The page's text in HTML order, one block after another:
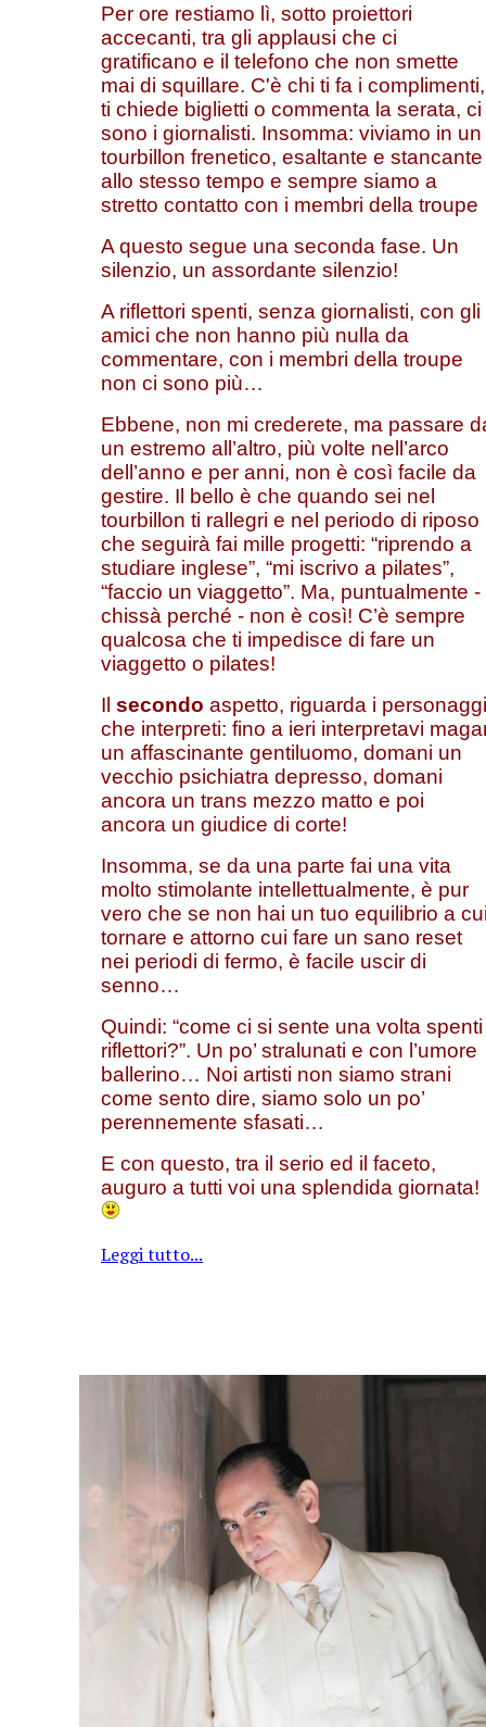
Per ore restiamo lì, sotto proiettori
accecanti, tra gli applausi che ci
gratificano e il telefono che non smette
mai di squillare. C'è chi ti fa i complimenti,
ti chiede biglietti o commenta la serata, ci
sono i giornalisti. Insomma: viviamo in un
tourbillon frenetico, esaltante e stancante
allo stesso tempo e sempre siamo a
stretto contatto con i membri della troupe
A questo segue una seconda fase. Un
silenzio, un assordante silenzio!
A riflettori spenti, senza giornalisti, con gli
amici che non hanno più nulla da
commentare, con i membri della troupe
non ci sono più…
Ebbene, non mi crederete, ma passare
un estremo all’altro, più volte nell’arco
dell’anno e per anni, non è così facile da
gestire. Il bello è che quando sei nel
tourbillon ti rallegri e nel periodo di riposo
che seguirà fai mille progetti: “riprendo a
studiare inglese”, “mi iscrivo a pilates”,
“faccio un viaggetto”. Ma, puntualmente -
chissà perché - non è così! C’è sempre
qualcosa che ti impedisce di fare un
viaggetto o pilates!
Il secondo aspetto, riguarda i personaggi
che interpreti: fino a ieri interpretavi
un affascinante gentiluomo, domani un
vecchio psichiatra depresso, domani
ancora un trans mezzo matto e poi
ancora un giudice di corte!
Insomma, se da una parte fai una vita
molto stimolante intellettualmente, è pur
vero che se non hai un tuo equilibrio a
tornare e attorno cui fare un sano reset
nei periodi di fermo, è facile uscir di
senno…
Quindi: “come ci si sente una volta spenti
riflettori?”. Un po’ stralunati e con l’umore
ballerino… Noi artisti non siamo strani
come sento dire, siamo solo un po’
perennemente sfasati…
E con questo, tra il serio ed il faceto,
auguro a tutti voi una splendida giornata!
Leggi tutto...